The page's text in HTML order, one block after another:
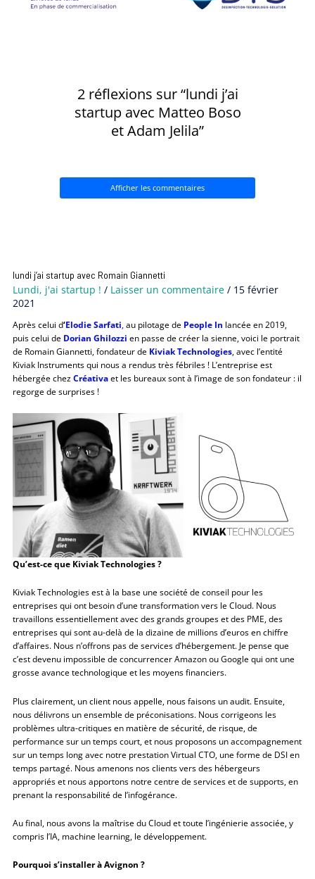
2 réflexions sur “lundi j’ai
startup avec Matteo Boso
et Adam Jelila”
Afficher les commentaires
lundi j’ai startup avec Romain Giannetti
Lundi, j'ai startup ! / Laisser un commentaire / 15 février
2021
Après celui d‘Elodie Sarfati au pilotage de People In lancée en 2019,
puis celui de Dorian Ghilozzi en passe de créer la sienne, voici le portrait
de Romain Giannetti, fondateur de Kiviak Technologies , avec l’entité
Kiviak Instruments qui nous a rendus très fébriles ! L’entreprise est
hébergée chezCréativaet les bureaux sont à l’image de son fondateur : il
regorge de surprises !
Qu’est-ce que Kiviak Technologies ?
Kiviak Technologies est à la base une société de conseil pour les
entreprises qui ont besoin d’une transformation vers le Cloud. Nous
travaillons essentiellement avec des grands groupes et des PME, des
entreprises qui sont au-delà de la dizaine de millions d’euros en chiffre
d’affaires. Nous n’offrons pas de services d’hébergement. Je pense que
c’est devenu impossible de concurrencer Amazon ou Google qui ont une
grosse avance technologique et les moyens financiers.
Plus clairement, un client nous appelle, nous faisons un audit. Ensuite,
nous délivrons un ensemble de préconisations. Nous corrigeons les
problèmes ultra-critiques en matière de sécurité, de risque, de
performance sur un temps court, et nous proposons un accompagnement
sur un temps long avec notre prestation Virtual CTO, une forme de DSI en
temps partagé. Nous amenons nos clients vers des hébergeurs
appropriés et nous apportons notre centre de services et de supports, en
prenant la responsabilité de l’infogérance.
Au final, nous avons la maîtrise du Cloud et toute l’ingénierie associée, y
compris l’IA, machine learning, le développement.
Pourquoi s’installer à Avignon ?